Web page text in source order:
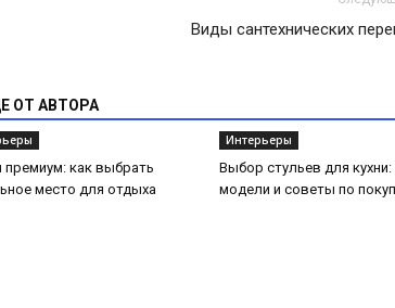
Виды сантехнических
ОТ АВТОРА
премиум: как выбрать
место для отдыха
Интерьеры
Выбор стульев для
модели и советы по